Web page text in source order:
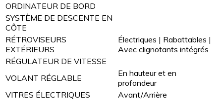
ORDINATEUR DE BORD
SYSTÈME DE DESCENTE EN
CÔTE
RÉTROVISEURS
EXTÉRIEURS
Électriques | Rabattables |
Avec clignotants intégrés
RÉGULATEUR DE VITESSE
VOLANT RÉGLABLE
En hauteur et en
profondeur
VITRES ÉLECTRIQUES
Avant/Arrière